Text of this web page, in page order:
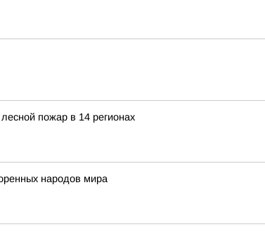
пожар в 14 регионах
народов мира